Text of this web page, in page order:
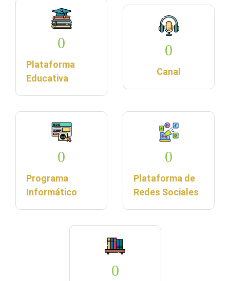
0
Plataforma
Educativa
0
Canal
0
Programa
Informático
0
Plataforma de
Redes Sociales
0